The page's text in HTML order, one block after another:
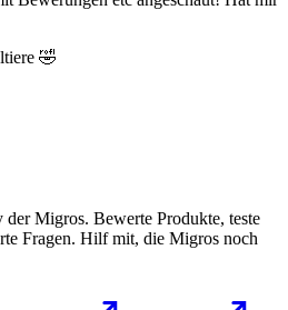
🤣
Migros. Bewerte Produkte, teste
Fragen. Hilf mit, die Migros noch